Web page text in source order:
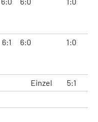
6:1 6:0 1:0
Einzel 5:1